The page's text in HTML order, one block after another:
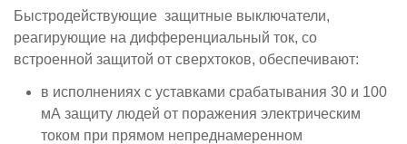
Быстродействующие защитные выключатели,
реагирующие на дифференциальный ток, со
встроенной защитой от сверхтоков, обеспечивают:
в исполнениях с уставками срабатывания 30 и 100
мА защиту людей от поражения электрическим
током при прямом непреднамеренном